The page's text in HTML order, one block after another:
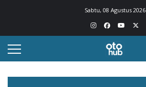
Sabtu, 08 Agustus 2026
Otohub.co
Portal berita otomotif Indonesia terkini